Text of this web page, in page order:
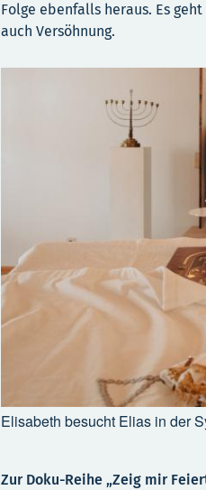
Folge ebenfalls heraus. Es
auch Versöhnung.
Elisabeth besucht Elias in der
Zur Doku-Reihe „Zeig mir